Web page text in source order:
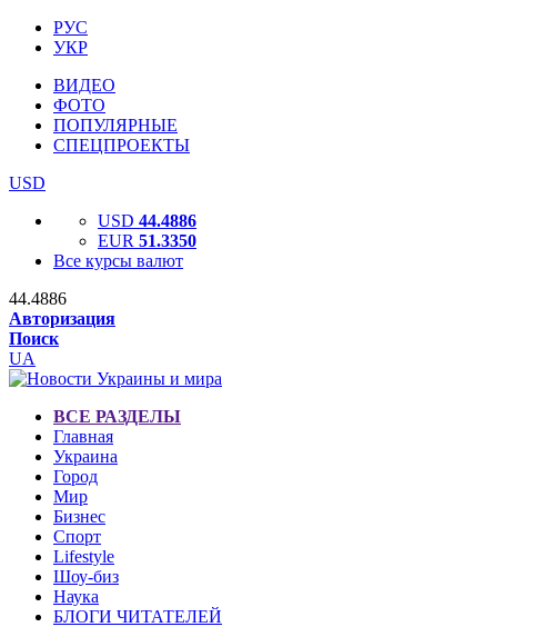
РУС
УКР
ВИДЕО
ФОТО
ПОПУЛЯРНЫЕ
СПЕЦПРОЕКТЫ
USD
USD 44.4886
EUR 51.3350
Все курсы валют
44.4886
Авторизация
Поиск
UA
ВСЕ РАЗДЕЛЫ
Главная
Украина
Город
Мир
Бизнес
Спорт
Lifestyle
Шоу-биз
Наука
БЛОГИ ЧИТАТЕЛЕЙ